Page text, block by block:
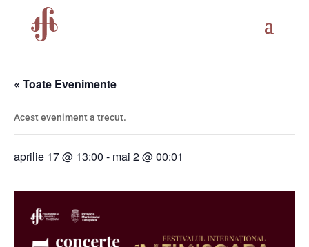
« Toate Evenimente
Acest eveniment a trecut.
aprilie 17 @ 13:00 - mai 2 @ 00:01